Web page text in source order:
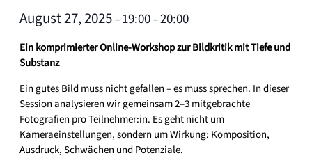
August 27, 2025 –19:00 –20:00
Ein komprimierter Online-Workshop zur Bildkritik mit Tiefe und
Substanz
Ein gutes Bild muss nicht gefallen – es muss sprechen. In dieser
Session analysieren wir gemeinsam 2–3 mitgebrachte
Fotografien pro Teilnehmer:in. Es geht nicht um
Kameraeinstellungen, sondern um Wirkung: Komposition,
Ausdruck, Schwächen und Potenziale.